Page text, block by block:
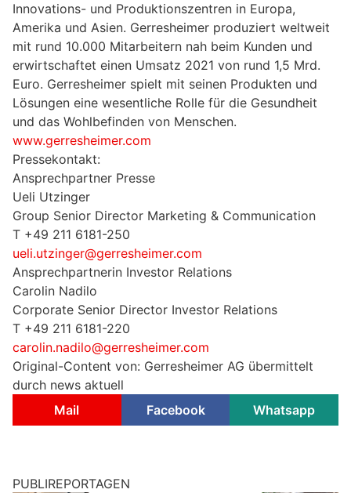
Innovations- und Produktionszentren in Europa,
Amerika und Asien. Gerresheimer produziert weltweit
mit rund 10.000 Mitarbeitern nah beim Kunden und
erwirtschaftet einen Umsatz 2021 von rund 1,5 Mrd.
Euro. Gerresheimer spielt mit seinen Produkten und
Lösungen eine wesentliche Rolle für die Gesundheit
und das Wohlbefinden von Menschen.
www.gerresheimer.com
Pressekontakt:
Ansprechpartner Presse
Ueli Utzinger
Group Senior Director Marketing & Communication
T +49 211 6181-250
ueli.utzinger@gerresheimer.com
Ansprechpartnerin Investor Relations
Carolin Nadilo
Corporate Senior Director Investor Relations
T +49 211 6181-220
carolin.nadilo@gerresheimer.com
Original-Content von: Gerresheimer AG übermittelt
durch news aktuell
Mail
Facebook Whatsapp
PUBLIREPORTAGEN